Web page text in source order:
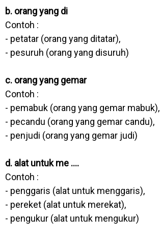
b. orang yang di
Contoh :
- petatar (orang yang ditatar),
- pesuruh (orang yang disuruh)
c. orang yang gemar
Contoh :
- pemabuk (orang yang gemar mabuk),
- pecandu (orang yang gemar candu),
- penjudi (orang yang gemar judi)
d. alat untuk me ....
Contoh :
- penggaris (alat untuk menggaris),
- pereket (alat untuk merekat),
- pengukur (alat untuk mengukur)